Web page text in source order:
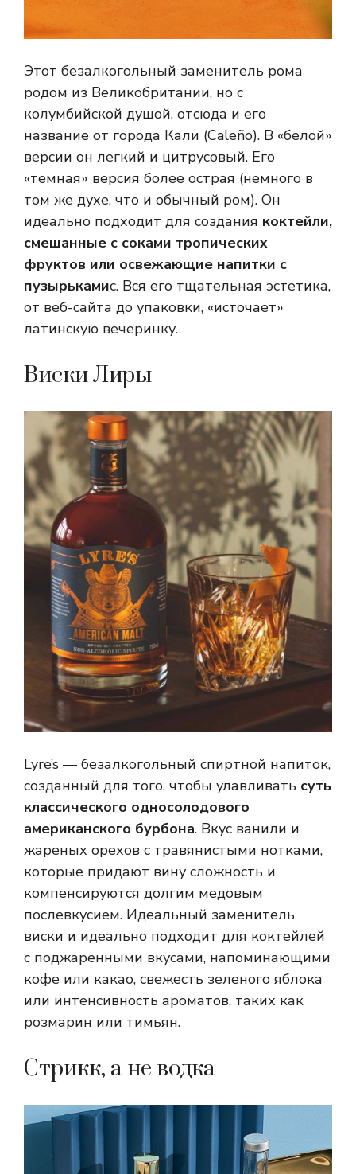
Этот безалкогольный заменитель рома
родом из Великобритании, но с
колумбийской душой, отсюда и его
название от города Кали (Caleño). В «белой»
версии он легкий и цитрусовый. Его
«темная» версия более острая (немного в
том же духе, что и обычный ром). Он
идеально подходит для создания коктейли,
смешанные с соками тропических
фруктов или освежающие напитки с
пузырькамис. Вся его тщательная эстетика,
от веб-сайта до упаковки, «источает»
латинскую вечеринку.
Виски Лиры
Lyre’s — безалкогольный спиртной напиток,
созданный для того, чтобы улавливать суть
классического односолодового
американского бурбона. Вкус ванили и
жареных орехов с травянистыми нотками,
которые придают вину сложность и
компенсируются долгим медовым
послевкусием. Идеальный заменитель
виски и идеально подходит для коктейлей
с поджаренными вкусами, напоминающими
кофе или какао, свежесть зеленого яблока
или интенсивность ароматов, таких как
розмарин или тимьян.
Стрикк, а не водка